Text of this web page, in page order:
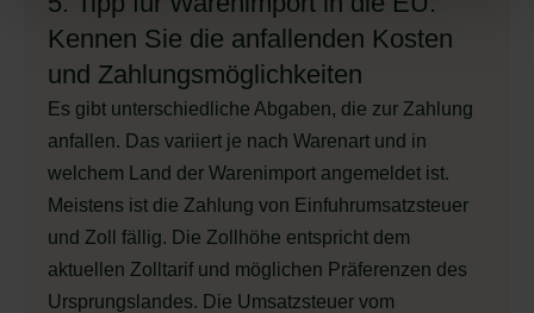
Kennen Sie die anfallenden Kosten
und Zahlungsmöglichkeiten
Es gibt unterschiedliche Abgaben, die zur Zahlung
anfallen. Das variiert je nach Warenart und in
welchem Land der Warenimport angemeldet ist.
Meistens ist die Zahlung von Einfuhrumsatzsteuer
und Zoll fällig. Die Zollhöhe entspricht dem
aktuellen Zolltarif und möglichen Präferenzen des
Ursprungslandes. Die Umsatzsteuer vom